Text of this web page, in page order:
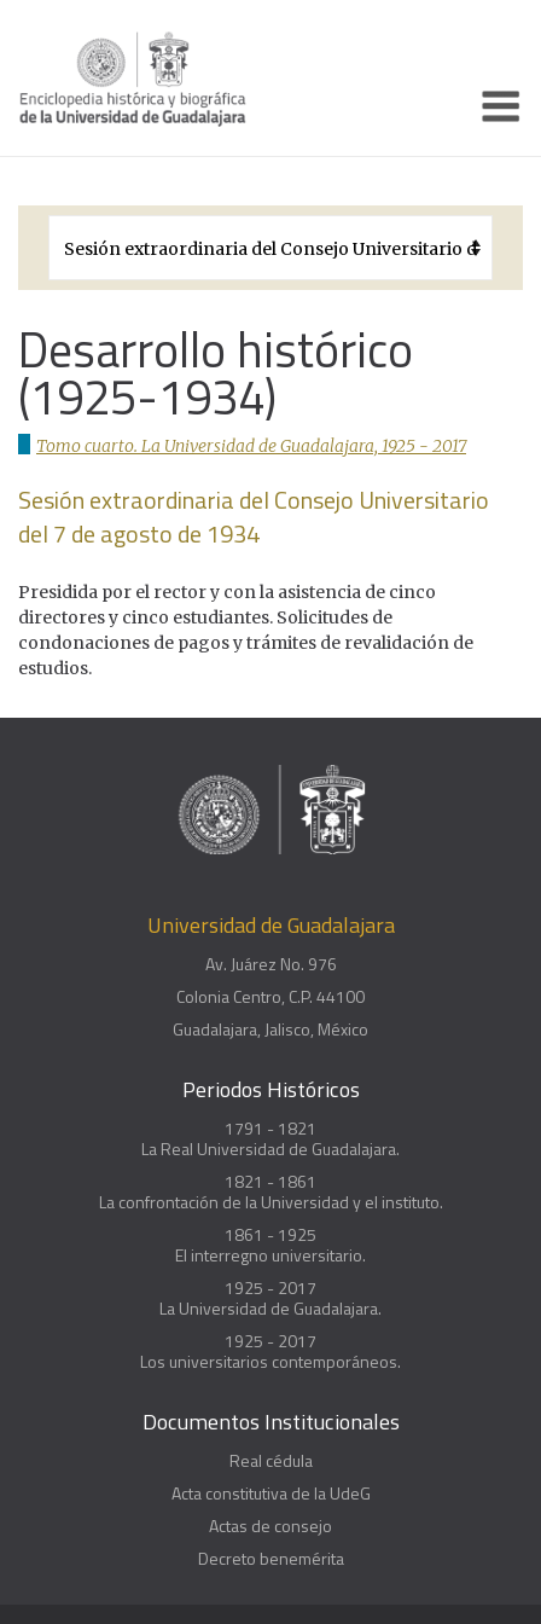
Períodos Históricos
Galería
Documentos institucionales
Desarrollo histórico
(1925-1934)
Tomo cuarto. La Universidad de Guadalajara, 1925 - 2017
Sesión extraordinaria del Consejo Universitario
del 7 de agosto de 1934
Presidida por el rector y con la asistencia de cinco
directores y cinco estudiantes. Solicitudes de
condonaciones de pagos y trámites de revalidación de
estudios.
Universidad de Guadalajara
Av. Juárez No. 976
Colonia Centro, C.P. 44100
Guadalajara, Jalisco, México
Periodos Históricos
1791 - 1821
La Real Universidad de Guadalajara.
1821 - 1861
La confrontación de la Universidad y el instituto.
1861 - 1925
El interregno universitario.
1925 - 2017
La Universidad de Guadalajara.
1925 - 2017
Los universitarios contemporáneos.
Documentos Institucionales
Real cédula
Acta constitutiva de la UdeG
Actas de consejo
Decreto benemérita